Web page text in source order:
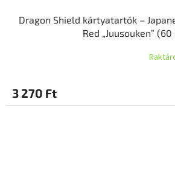
Dragon Shield kártyatartók –
Red „Juusouken” (60
3 270 Ft